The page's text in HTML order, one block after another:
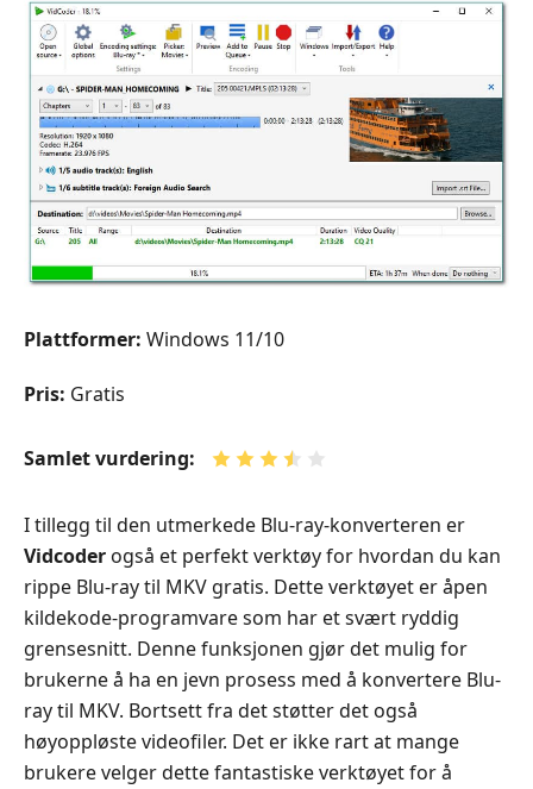
Plattformer: Windows 11/10
Pris: Gratis
Samlet vurdering:
I tillegg til den utmerkede Blu-ray-konverteren er
Vidcoder også et perfekt verktøy for hvordan du kan
rippe Blu-ray til MKV gratis. Dette verktøyet er åpen
kildekode-programvare som har et svært ryddig
grensesnitt. Denne funksjonen gjør det mulig for
brukerne å ha en jevn prosess med å konvertere Blu-
ray til MKV. Bortsett fra det støtter det også
høyoppløste videofiler. Det er ikke rart at mange
brukere velger dette fantastiske verktøyet for å